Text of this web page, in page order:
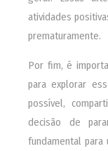
atividades
prematuramente.
Por fim, é
para explorar
possível,
decisão de
fundamental para